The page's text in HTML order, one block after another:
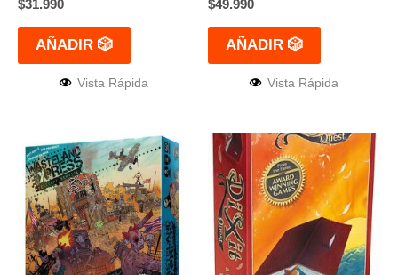
$31.990
AÑADIR 🎲
Vista Rápida
$49.990
AÑADIR 🎲
Vista Rápida